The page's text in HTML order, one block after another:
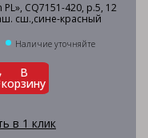
PL», CQ7151-420, р.5, 12
сш.,сине-красный
Наличие уточняйте
В
корзину
в 1 клик